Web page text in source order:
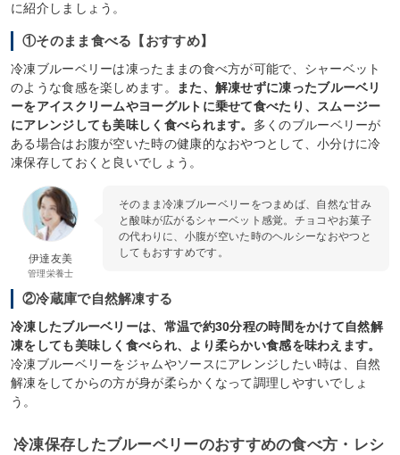
に紹介しましょう。
①そのまま食べる【おすすめ】
冷凍ブルーベリーは凍ったままの食べ方が可能で、シャーベット
のような食感を楽しめます。
また、解凍せずに凍ったブルーベリ
ーをアイスクリームやヨーグルトに乗せて食べたり、スムージー
にアレンジしても美味しく食べられます。 多くのブルーベリーが
ある場合はお腹が空いた時の健康的なおやつとして、小分けに冷
凍保存しておくと良いでしょう。
伊達友美
管理栄養士
そのまま冷凍ブルーベリーをつまめば、自然な甘み
と酸味が広がるシャーベット感覚。チョコやお菓子
の代わりに、小腹が空いた時のヘルシーなおやつと
してもおすすめです。
②冷蔵庫で自然解凍する
冷凍したブルーベリーは、常温で約30分程の時間をかけて自然解
凍をしても美味しく食べられ、より柔らかい食感を味わえます。
冷凍ブルーベリーをジャムやソースにアレンジしたい時は、自然
解凍をしてからの方が身が柔らかくなって調理しやすいでしょ
う。
冷凍保存したブルーベリーのおすすめの食べ方・レシ